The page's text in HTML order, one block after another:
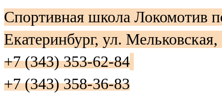
Спортивная школа
Екатеринбург, ул.
+7 (343) 353-62-84
+7 (343) 358-36-83